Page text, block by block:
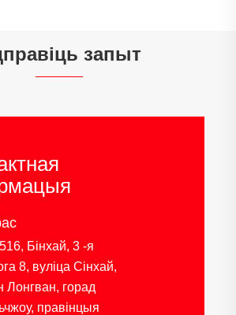
запыт
Бінхай, 3 -я
8, вуліца Сінхай,
Лонгван, горад
правінцыя